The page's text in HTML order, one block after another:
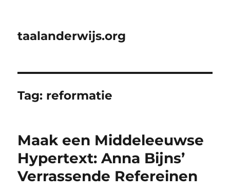
taalanderwijs.org
Tag: reformatie
Maak een Middeleeuwse
Hypertext: Anna Bijns’
Verrassende Refereinen